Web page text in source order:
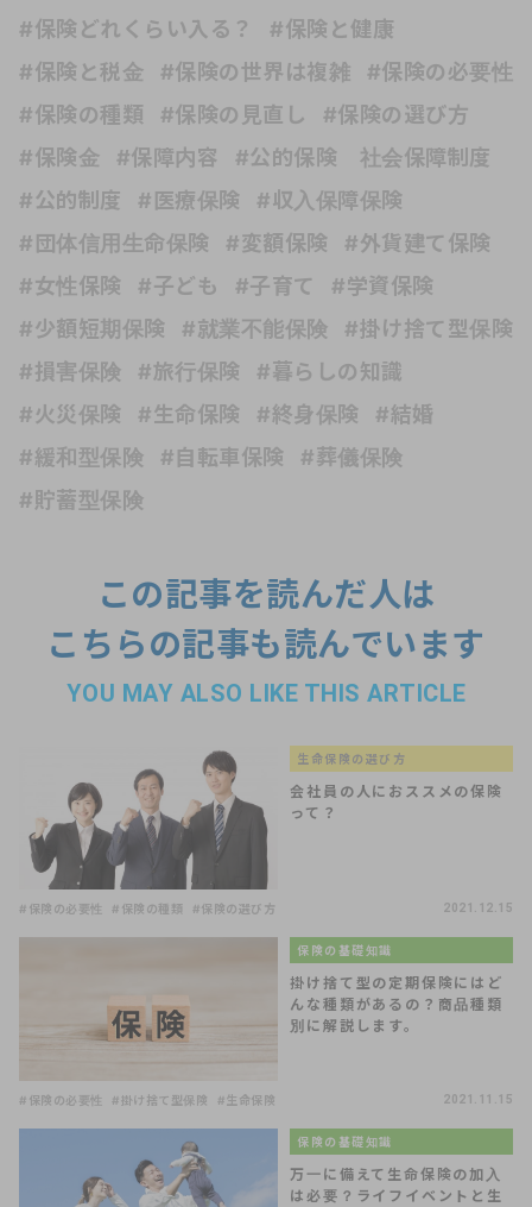
#保険どれくらい入る？
#保険と健康
#保険と税金
#保険の世界は複雑
#保険の必要性
#保険の種類
#保険の見直し
#保険の選び方
#保険金
#保障内容
#公的保険 社会保障制度
#公的制度
#医療保険
#収入保障保険
#団体信用生命保険
#変額保険
#外貨建て保険
#女性保険
#子ども #子育て
#学資保険
#少額短期保険
#就業不能保険
#掛け捨て型保険
#損害保険
#旅行保険
#暮らしの知識
#火災保険
#生命保険 #終身保険
#結婚
#緩和型保険
#自転車保険
#葬儀保険
#貯蓄型保険
この記事を読んだ人は
こちらの記事も読んでいます
YOU MAY ALSO LIKE THIS ARTICLE
生命保険の選び方
会社員の人におススメの保険
って？
#保険の必要性 #保険の種類 #保険の選び方 2021.12.15
保険の基礎知識
掛け捨て型の定期保険にはど
んな種類があるの？商品種類
別に解説します。
#保険の必要性 #掛け捨て型保険 #生命保険 2021.11.15
保険の基礎知識
万一に備えて生命保険の加入
は必要？ライフイベントと生